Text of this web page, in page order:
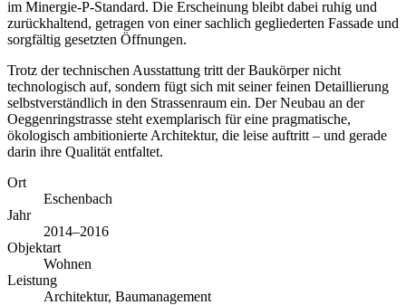
im Minergie-P-Standard. Die Erscheinung bleibt dabei ruhig und
zurückhaltend, getragen von einer sachlich gegliederten Fassade und
sorgfältig gesetzten Öffnungen.
Trotz der technischen Ausstattung tritt der Baukörper nicht
technologisch auf, sondern fügt sich mit seiner feinen Detaillierung
selbstverständlich in den Strassenraum ein. Der Neubau an der
Oeggenringstrasse steht exemplarisch für eine pragmatische,
ökologisch ambitionierte Architektur, die leise auftritt – und gerade
darin ihre Qualität entfaltet.
Ort
Eschenbach
Jahr
2014–2016
Objektart
Wohnen
Leistung
Architektur, Baumanagement